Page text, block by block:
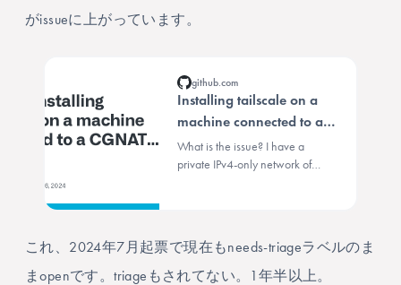
がissueに上がっています。
github.com
Installing tailscale on a
machine connected to a
CGNAT network can brick
it · Issue #12829 ·
What is the issue? I have a
private IPv4-only network of
the machine. ...
これ、2024年7月起票で現在もneeds-triageラベルのま
まopenです。triageもされてない。1年半以上。